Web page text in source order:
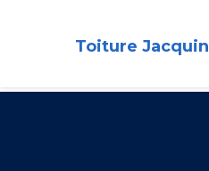
Toiture Jacquin